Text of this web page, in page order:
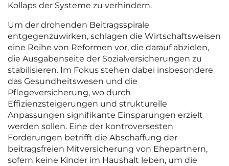
Kollaps der Systeme zu verhindern.
Um der drohenden Beitragsspirale
entgegenzuwirken, schlagen die Wirtschaftsweisen
eine Reihe von Reformen vor, die darauf abzielen,
die Ausgabenseite der Sozialversicherungen zu
stabilisieren. Im Fokus stehen dabei insbesondere
das Gesundheitswesen und die
Pflegeversicherung, wo durch
Effizienzsteigerungen und strukturelle
Anpassungen signifikante Einsparungen erzielt
werden sollen. Eine der kontroversesten
Forderungen betrifft die Abschaffung der
beitragsfreien Mitversicherung von Ehepartnern,
sofern keine Kinder im Haushalt leben, um die